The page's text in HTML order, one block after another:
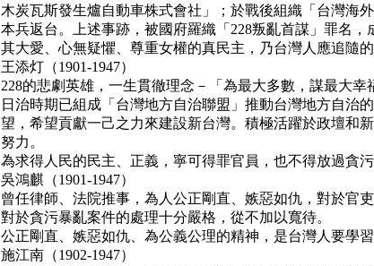
木炭瓦斯發生爐自動車株式會社」；於戰後組織「台灣海
本兵返台。上述事跡，被國府羅織「228叛亂首謀」罪名
其大愛、心無疑懼、尊重女權的真民主，乃台灣人應追隨
王添灯（1901-1947）
228的悲劇英雄，一生貫徹理念－「為最大多數，謀最大幸
日治時期已組成「台灣地方自治聯盟」推動台灣地方自治
望，希望貢獻一己之力來建設新台灣。積極活躍於政壇和
努力。
為求得人民的民主、正義，寧可得罪官員，也不得放過貪
吳鴻麒（1901-1947）
曾任律師、法院推事，為人公正剛直、嫉惡如仇，對於官
對於貪污暴亂案件的處理十分嚴格，從不加以寬待。
公正剛直、嫉惡如仇、為公義公理的精神，是台灣人要學
施江南（1902-1947）